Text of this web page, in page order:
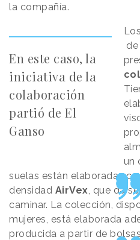
la compañía.
En este caso, la
iniciativa de la
colaboración
partió de El
Ganso
un
suelas están elaboradas
densidad AirVex , que da
caminar. La colección,
mujeres, está elaborada
producida a partir de